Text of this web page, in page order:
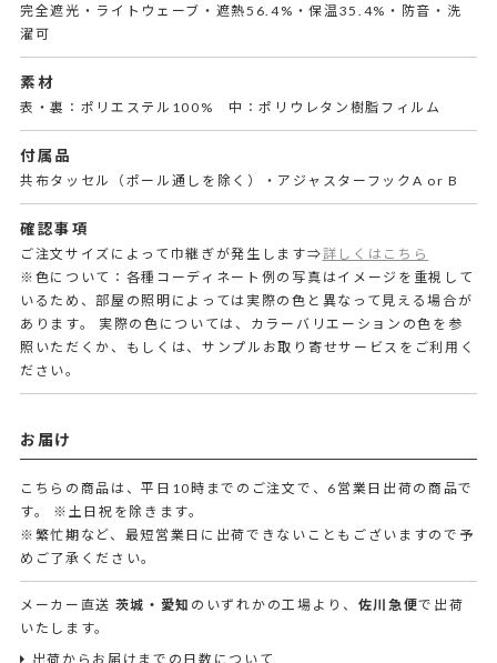
完全遮光・ライトウェーブ・遮熱56.4%・保温35.4%・防音・洗
濯可
素材
表・裏：ポリエステル100% 中：ポリウレタン樹脂フィルム
付属品
共布タッセル（ポール通しを除く）・アジャスターフックA or B
確認事項
ご注文サイズによって巾継ぎが発生します⇒詳しくはこちら
※色について：各種コーディネート例の写真はイメージを重視して
いるため、部屋の照明によっては実際の色と異なって見える場合が
あります。 実際の色については、カラーバリエーションの色を参
照いただくか、もしくは、サンプルお取り寄せサービスをご利用く
ださい。
お届け
こちらの商品は、平日10時までのご注文で、6営業日出荷の商品で
す。
※土日祝を除きます。
※繁忙期など、最短営業日に出荷できないこともございますので予
めご了承ください。
メーカー直送 茨城・愛知 のいずれかの工場より、 佐川急便で出荷
いたします。
出荷からお届けまでの日数について